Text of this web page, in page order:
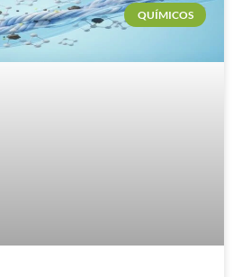
QUÍMICOS